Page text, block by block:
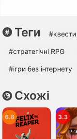
Теги #квести
#стратегічні RPG
#ігри без інтернету
Схожі
6.8 3.3